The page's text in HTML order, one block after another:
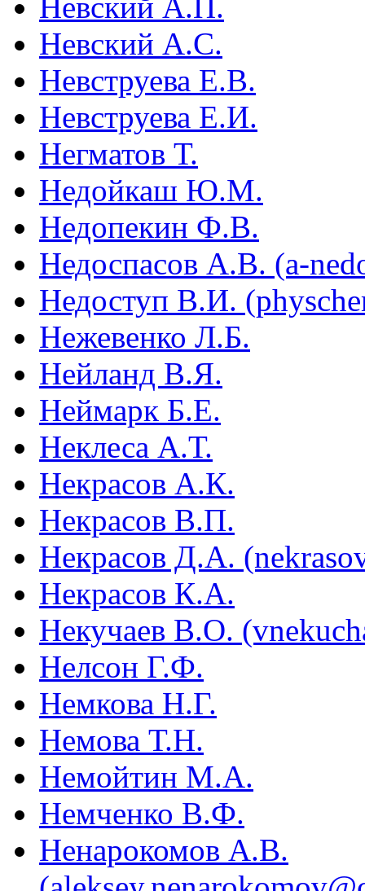
Невский А.С.
Невструева Е.В.
Невструева Е.И.
Негматов Т.
Недойкаш Ю.М.
Недопекин Ф.В.
Недоспасов А.В. (a-
Недоступ В.И.
Нежевенко Л.Б.
Нейланд В.Я.
Неймарк Б.Е.
Неклеса А.Т.
Некрасов А.К.
Некрасов В.П.
Некрасов Д.А.
Некрасов К.А.
Некучаев В.О.
Нелсон Г.Ф.
Немкова Н.Г.
Немова Т.Н.
Немойтин М.А.
Немченко В.Ф.
Ненарокомов А.В.